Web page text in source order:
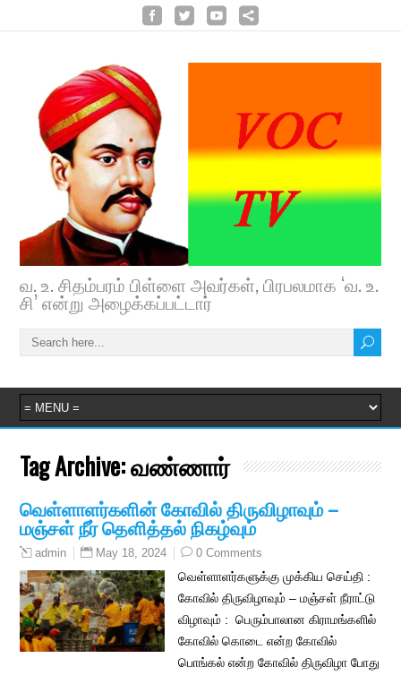
வ. உ. சிதம்பரம் பிள்ளை அவர்கள், பிரபலமாக ‘வ. உ.
சி’ என்று அழைக்கப்பட்டார்
Tag Archive:வண்ணார்
வெள்ளாளர்களின் கோவில் திருவிழாவும் –
மஞ்சள் நீர் தெளித்தல் நிகழ்வும்
admin May 18, 2024 0 Comments
வெள்ளாளர்களுக்கு முக்கிய செய்தி :
கோவில் திருவிழாவும் – மஞ்சள் நீராட்டு
விழாவும் : பெரும்பாலான கிராமங்களில்
கோவில் கொடை என்ற கோவில்
பொங்கல் என்ற கோவில் திருவிழா போது